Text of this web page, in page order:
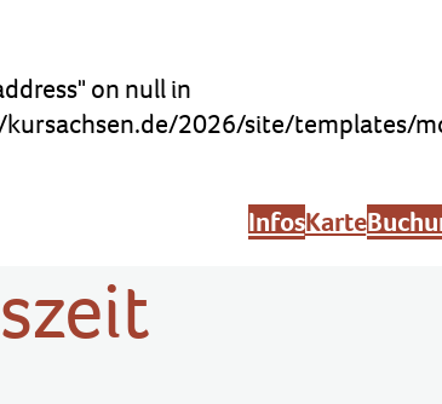
on null in
2026/site/templates/
InfosKarte